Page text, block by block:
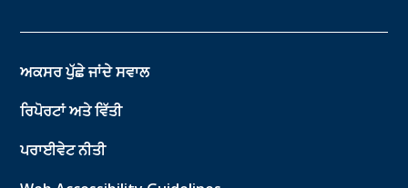
ਅਕਸਰ ਪੁੱਛੇ ਜਾਂਦੇ ਸਵਾਲ
ਰਿਪੋਰਟਾਂ ਅਤੇ ਵਿੱਤੀ
ਪਰਾਈਵੇਟ ਨੀਤੀ